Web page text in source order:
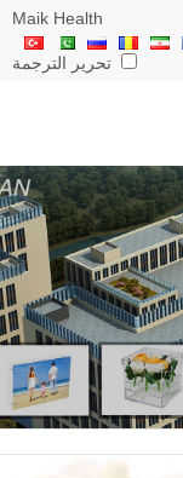
Maik Health
تحرير الترجمة